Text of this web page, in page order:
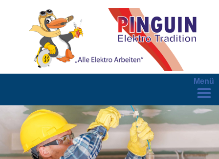
Menü